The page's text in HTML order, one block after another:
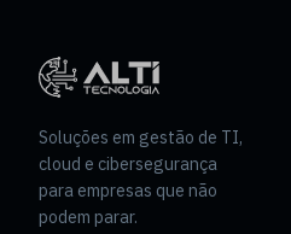
Soluções em gestão de TI,
cloud e cibersegurança
para empresas que não
podem parar.